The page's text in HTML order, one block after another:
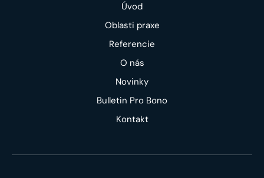
Úvod
Oblasti praxe
Referencie
O nás
Novinky
Bulletin Pro Bono
Kontakt